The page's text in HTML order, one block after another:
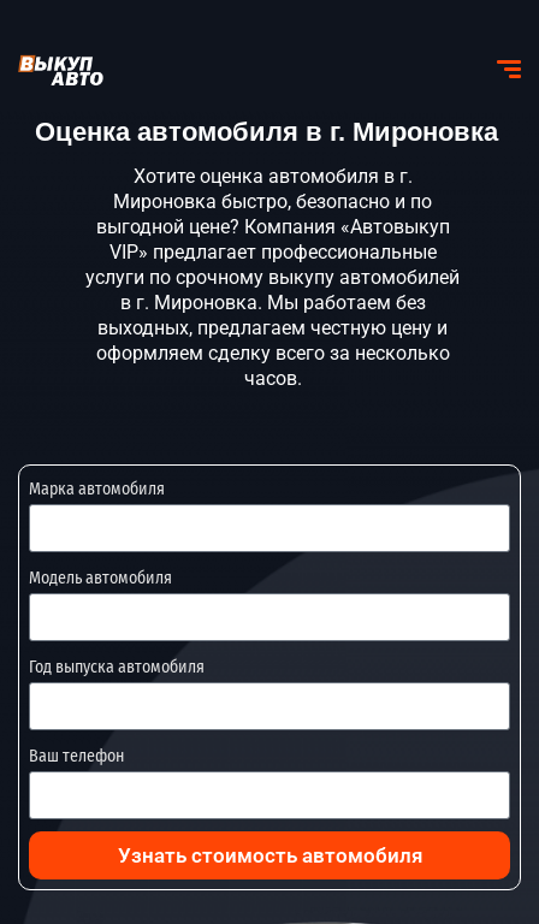
Оценка автомобиля в г. Мироновка
Хотите оценка автомобиля в г.
Мироновка быстро, безопасно и по
выгодной цене? Компания «Автовыкуп
VIP» предлагает профессиональные
услуги по срочному выкупу автомобилей
в г. Мироновка. Мы работаем без
выходных, предлагаем честную цену и
оформляем сделку всего за несколько
часов.
Марка автомобиля
Модель автомобиля
Год выпуска автомобиля
Ваш телефон
Узнать стоимость автомобиля